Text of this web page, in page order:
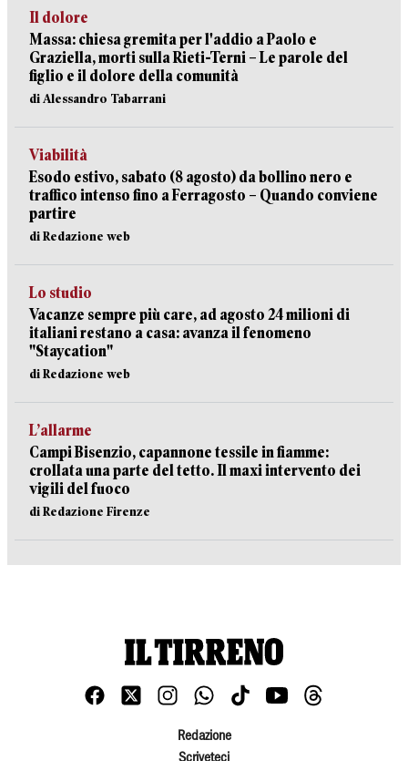
Il dolore
Massa: chiesa gremita per l'addio a Paolo e
Graziella, morti sulla Rieti-Terni – Le parole del
figlio e il dolore della comunità
di Alessandro Tabarrani
Viabilità
Esodo estivo, sabato (8 agosto) da bollino nero e
traffico intenso fino a Ferragosto – Quando conviene
partire
di Redazione web
Lo studio
Vacanze sempre più care, ad agosto 24 milioni di
italiani restano a casa: avanza il fenomeno
"Staycation"
di Redazione web
L’allarme
Campi Bisenzio, capannone tessile in fiamme:
crollata una parte del tetto. Il maxi intervento dei
vigili del fuoco
di Redazione Firenze
Redazione
Scriveteci